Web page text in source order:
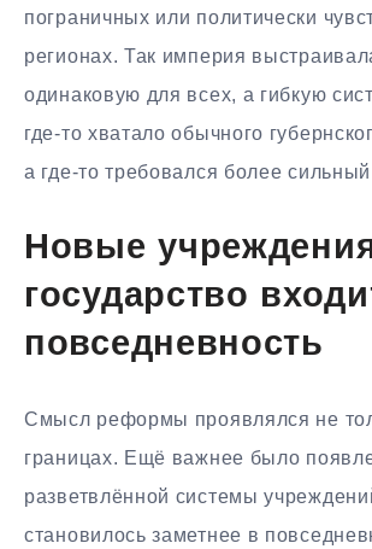
пограничных или политически
регионах. Так империя
одинаковую для всех, а гибкую
где-то хватало обычного
а где-то требовался более
Новые
государство
повседневность
Смысл реформы проявлялся не
границах. Ещё важнее было
разветвлённой системы
становилось заметнее в